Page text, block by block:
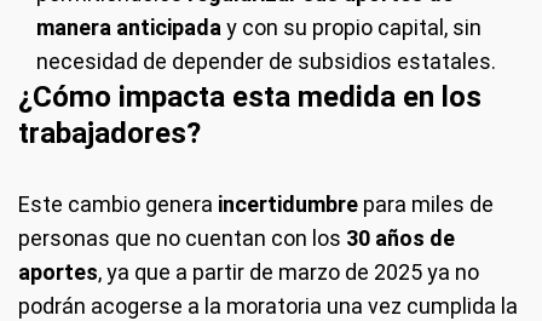
manera anticipaday con su propio capital, sin
necesidad de depender de subsidios estatales.
¿Cómo impacta esta medida en los
trabajadores?
Este cambio genera incertidumbre para miles de
personas que no cuentan con los 30 años de
aportes, ya que a partir de marzo de 2025 ya no
podrán acogerse a la moratoria una vez cumplida la